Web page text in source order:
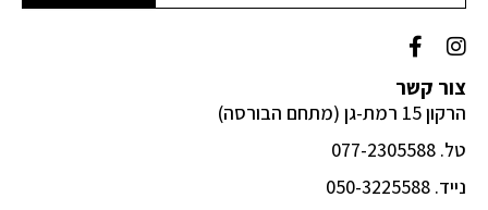
F
a
c
e
b
o
o
k
I
n
s
t
a
g
r
a
צור קשר
הרקון 15 רמת-גן (מתחם הבורסה)
טל. 077-2305588
נייד. 050-3225588